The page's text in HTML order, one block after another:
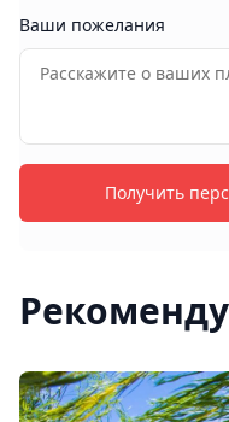
Ваши пожелания
Получить